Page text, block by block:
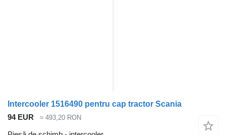
Intercooler 1516490 pentru cap tractor Scania
94 EUR
≈ 493,20 RON